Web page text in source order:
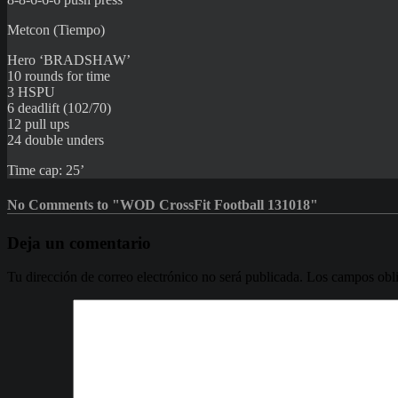
Metcon (Tiempo)
Hero ‘BRADSHAW’
10 rounds for time
3 HSPU
6 deadlift (102/70)
12 pull ups
24 double unders
Time cap: 25’
No Comments to "WOD CrossFit Football 131018"
Deja un comentario
Tu dirección de correo electrónico no será publicada. Los campos